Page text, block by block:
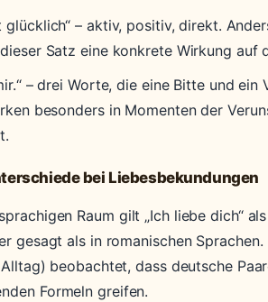
glücklich“ – aktiv, positiv, direkt.
Satz eine konkrete Wirkung auf
– drei Worte, die eine Bitte und ein
besonders in Momenten der
bei Liebesbekundungen
Raum gilt „Ich liebe dich“
gesagt als in romanischen
beobachtet, dass deutsche
Formeln greifen.